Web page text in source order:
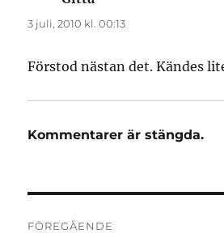
3 juli, 2010 kl. 00:13
Förstod nästan det. Kändes
Kommentarer är stängda.
FÖREGÅENDE